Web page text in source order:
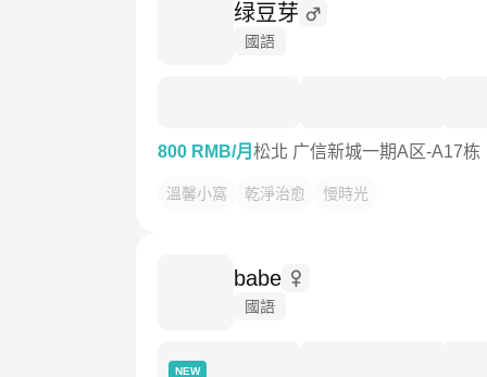
绿豆芽
國語
800 RMB/月 松北 广信新城一期A区-A17栋
溫馨小窩 乾淨治愈 慢時光
babe
國語
NEW